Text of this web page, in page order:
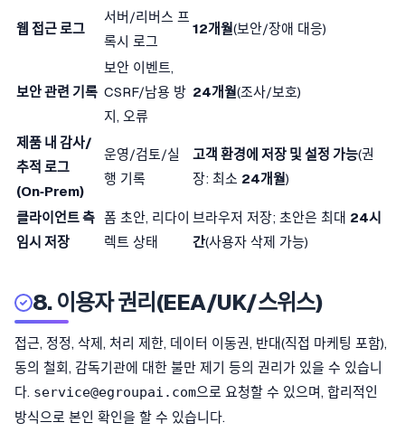
웹 접근 로그
서버/리버스 프
록시 로그
12개월(보안/장애 대응)
보안 관련 기록
보안 이벤트,
CSRF/남용 방
지, 오류
24개월(조사/보호)
제품 내 감사/
추적 로그
(On‑Prem)
운영/검토/실
행 기록
고객 환경에 저장 및 설정 가능(권
장: 최소 24개월)
클라이언트 측
임시 저장
폼 초안, 리다이
렉트 상태
브라우저 저장; 초안은 최대 24시
간(사용자 삭제 가능)
8. 이용자 권리(EEA/UK/스위스)
접근, 정정, 삭제, 처리 제한, 데이터 이동권, 반대(직접 마케팅 포함),
동의 철회, 감독기관에 대한 불만 제기 등의 권리가 있을 수 있습니
다. service@egroupai.com으로 요청할 수 있으며, 합리적인
방식으로 본인 확인을 할 수 있습니다.